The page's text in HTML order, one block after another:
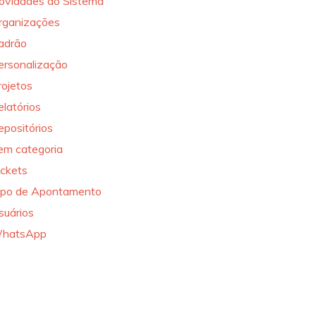
categoria
de Apontamento